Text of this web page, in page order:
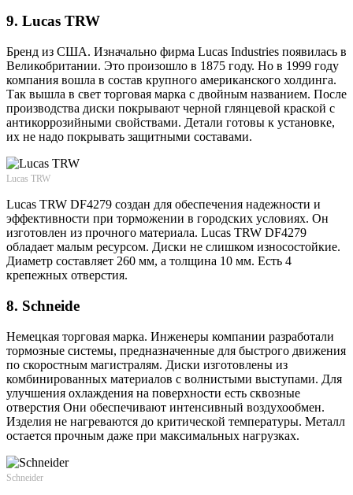
9. Lucas TRW
Бренд из США. Изначально фирма Lucas Industries появилась в
Великобритании. Это произошло в 1875 году. Но в 1999 году
компания вошла в состав крупного американского холдинга.
Так вышла в свет торговая марка с двойным названием. После
производства диски покрывают черной глянцевой краской с
антикоррозийными свойствами. Детали готовы к установке,
их не надо покрывать защитными составами.
Lucas TRW
Lucas TRW DF4279 создан для обеспечения надежности и
эффективности при торможении в городских условиях. Он
изготовлен из прочного материала. Lucas TRW DF4279
обладает малым ресурсом. Диски не слишком износостойкие.
Диаметр составляет 260 мм, а толщина 10 мм. Есть 4
крепежных отверстия.
8. Schneide
Немецкая торговая марка. Инженеры компании разработали
тормозные системы, предназначенные для быстрого движения
по скоростным магистралям. Диски изготовлены из
комбинированных материалов с волнистыми выступами. Для
улучшения охлаждения на поверхности есть сквозные
отверстия Они обеспечивают интенсивный воздухообмен.
Изделия не нагреваются до критической температуры. Металл
остается прочным даже при максимальных нагрузках.
Schneider